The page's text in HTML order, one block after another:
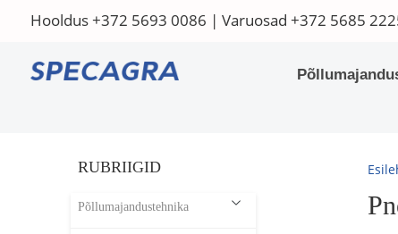
Hooldus+372 5693 0086 | Varuosad +372 5685
RUBRIIGID
Põllumajandustehnika